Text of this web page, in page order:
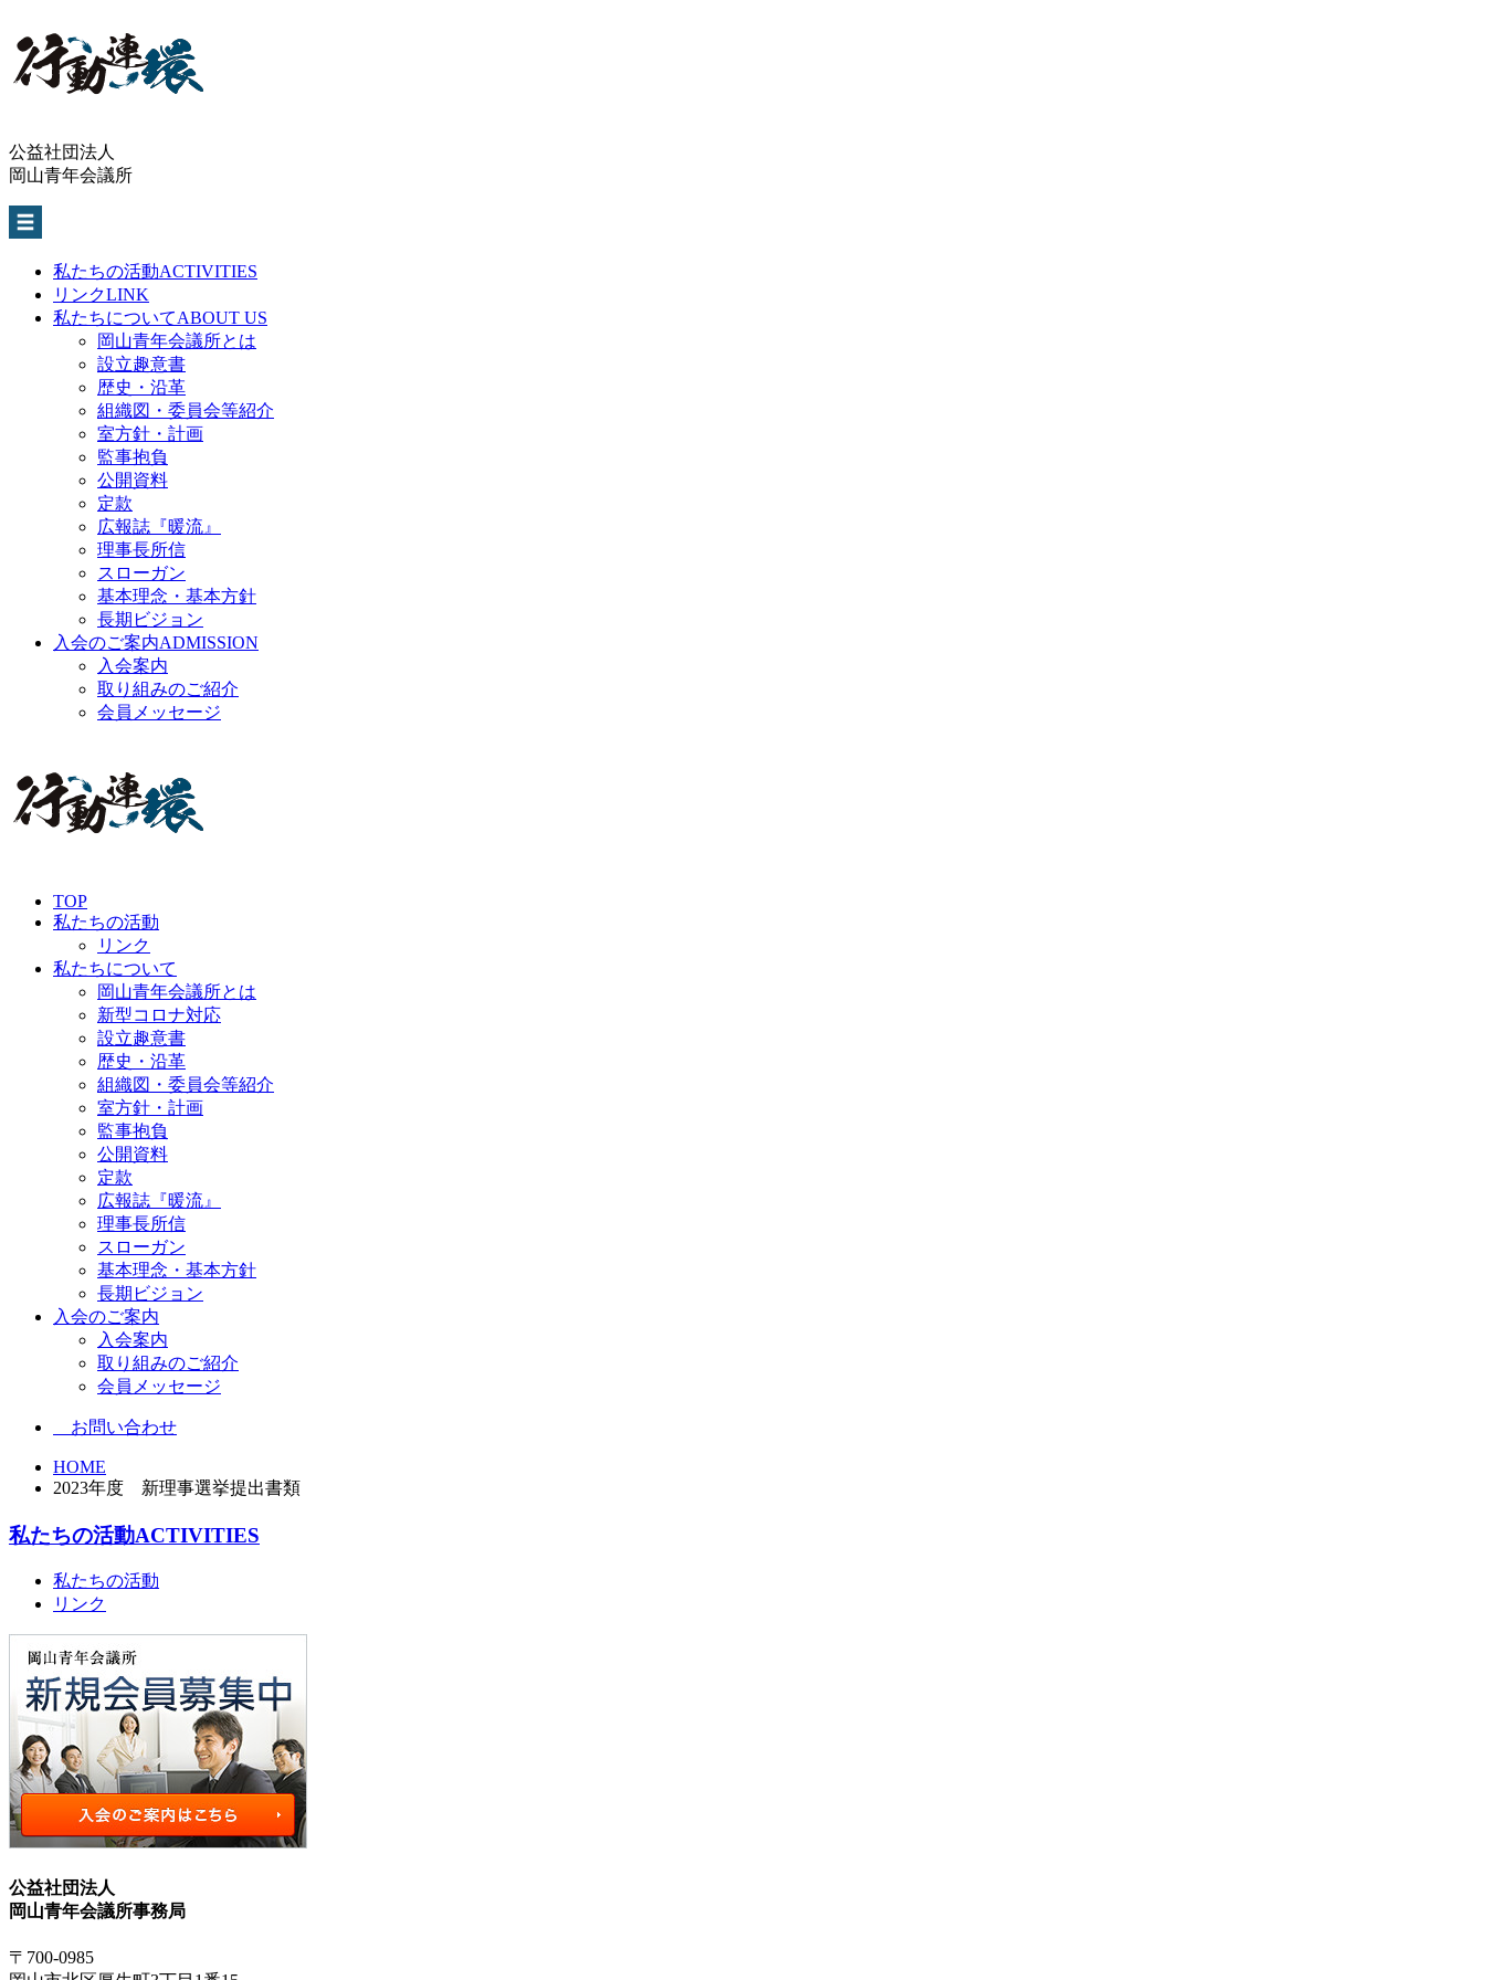
公益社団法人
岡山青年会議所
私たちの活動ACTIVITIES
リンクLINK
私たちについてABOUT US
岡山青年会議所とは
設立趣意書
歴史・沿革
組織図・委員会等紹介
室方針・計画
監事抱負
公開資料
定款
広報誌『暖流』
理事長所信
スローガン
基本理念・基本方針
長期ビジョン
入会のご案内ADMISSION
入会案内
取り組みのご紹介
会員メッセージ
TOP
私たちの活動
リンク
私たちについて
岡山青年会議所とは
新型コロナ対応
設立趣意書
歴史・沿革
組織図・委員会等紹介
室方針・計画
監事抱負
公開資料
定款
広報誌『暖流』
理事長所信
スローガン
基本理念・基本方針
長期ビジョン
入会のご案内
入会案内
取り組みのご紹介
会員メッセージ
お問い合わせ
HOME
2023年度 新理事選挙提出書類
私たちの活動ACTIVITIES
私たちの活動
リンク
公益社団法人
岡山青年会議所事務局
〒700-0985